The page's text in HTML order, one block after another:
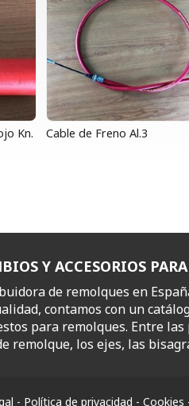
Kn. Cable de Freno Al.3
Y ACCESORIOS
de remolques en
contamos con un
para remolques. Entre
remolque, los ejes, las
- Política de privacidad - Cookies